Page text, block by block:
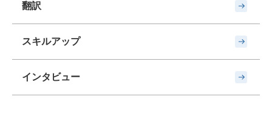
翻訳
スキルアップ
インタビュー